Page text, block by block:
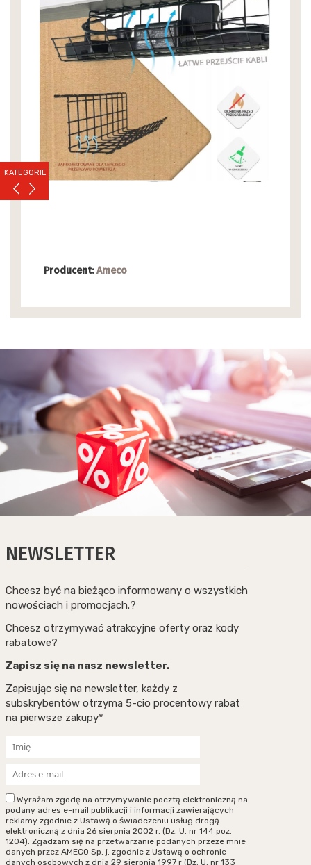
KATEGORIE
Producent:Ameco
NEWSLETTER
Chcesz być na bieżąco informowany o wszystkich
nowościach i promocjach.?
Chcesz otrzymywać atrakcyjne oferty oraz kody
rabatowe?
Zapisz się na nasz newsletter.
Zapisując się na newsletter, każdy z
subskrybentów otrzyma 5-cio procentowy rabat
na pierwsze zakupy*
Wyrażam zgodę na otrzymywanie pocztą elektroniczną na
podany adres e-mail publikacji i informacji zawierających
reklamy zgodnie z Ustawą o świadczeniu usług drogą
elektroniczną z dnia 26 sierpnia 2002 r. (Dz. U. nr 144 poz.
1204). Zgadzam się na przetwarzanie podanych przeze mnie
danych przez AMECO Sp. j. zgodnie z Ustawą o ochronie
danych osobowych z dnia 29 sierpnia 1997 r (Dz. U. nr 133